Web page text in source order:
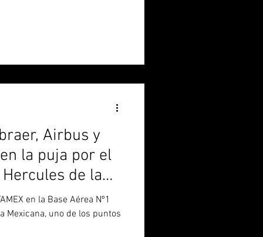
Airbus y
la puja por el
de la
en la Base Aérea Nº1
Mexicana, uno de los puntos